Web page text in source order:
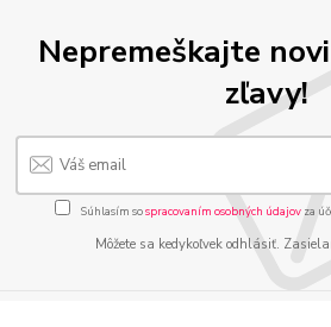
Nepremeškajte
zľavy!
Súhlasím sospracovaním osobných údajov za
Môžete sa kedykoľvek odhlásiť.